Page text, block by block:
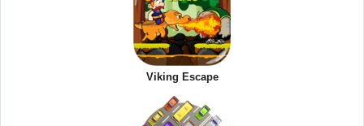
Viking Escape